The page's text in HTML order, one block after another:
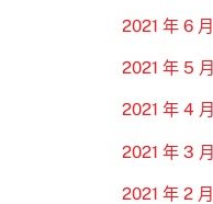
2021 年 6 月
2021 年 5 月
2021 年 4 月
2021 年 3 月
2021 年 2 月